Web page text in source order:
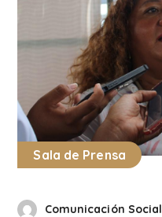
Sala de Prensa
Comunicación Social